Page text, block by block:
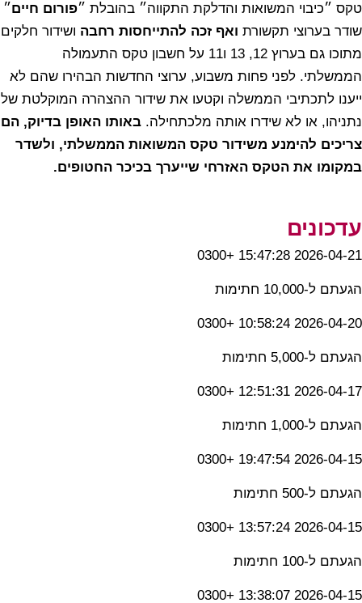
טקס ״כיבוי המשואות והדלקת התקווה״ בהובלת ״פורום חיים״
שודר בערוצי תקשורת ואף זכה להתייחסות רחבה ושידור חלקים
מתוכו גם בערוץ 12, 13 ו11 על חשבון טקס התעמולה
הממשלתי. לפני פחות משבוע, ערוצי החדשות הבהירו שהם לא
ייענו לתכתיבי הממשלה וקטעו את שידור ההצהרה המוקלטת של
נתניהו, או לא שידרו אותה מלכתחילה. באותו האופן בדיוק, הם
צריכים להימנע משידור טקס המשואות הממשלתי, ולשדר
במקומו את הטקס האזרחי שייערך בכיכר החטופים.
עדכונים
2026-04-21 15:47:28 +0300
הגעתם ל-10,000 חתימות
2026-04-20 10:58:24 +0300
הגעתם ל-5,000 חתימות
2026-04-17 12:51:31 +0300
הגעתם ל-1,000 חתימות
2026-04-15 19:47:54 +0300
הגעתם ל-500 חתימות
2026-04-15 13:57:24 +0300
הגעתם ל-100 חתימות
2026-04-15 13:38:07 +0300